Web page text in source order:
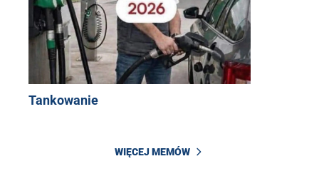
Tankowanie
WIĘCEJ MEMÓW